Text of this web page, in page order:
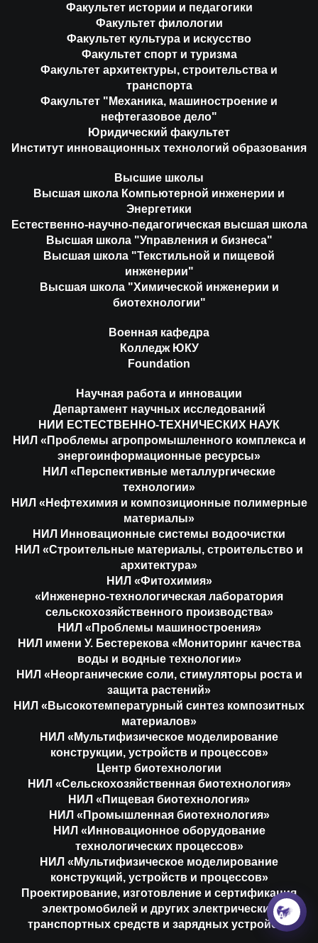
Факультет истории и педагогики
Факультет филологии
Факультет культура и искусство
Факультет спорт и туризма
Факультет архитектуры, строительства и
транспорта
Факультет "Механика, машиностроение и
нефтегазовое дело"
Юридический факультет
Институт инновационных технологий образования
Высшие школы
Высшая школа Компьютерной инженерии и
Энергетики
Естественно-научно-педагогическая высшая школа
Высшая школа "Управления и бизнеса"
Высшая школа "Текстильной и пищевой
инженерии"
Высшая школа "Химической инженерии и
биотехнологии"
Военная кафедра
Колледж ЮКУ
Foundation
Научная работа и инновации
Департамент научных исследований
НИИ ЕСТЕСТВЕННО-ТЕХНИЧЕСКИХ НАУК
НИЛ «Проблемы агропромышленного комплекса и
энергоинформационные ресурсы»
НИЛ «Перспективные металлургические
технологии»
НИЛ «Нефтехимия и композиционные полимерные
материалы»
НИЛ Инновационные системы водоочистки
НИЛ «Строительные материалы, строительство и
архитектура»
НИЛ «Фитохимия»
«Инженерно-технологическая лаборатория
сельскохозяйственного производства»
НИЛ «Проблемы машиностроения»
НИЛ имени У. Бестерекова «Мониторинг качества
воды и водные технологии»
НИЛ «Неорганические соли, стимуляторы роста и
защита растений»
НИЛ «Высокотемпературный синтез композитных
материалов»
НИЛ «Мультифизическое моделирование
конструкции, устройств и процессов»
Центр биотехнологии
НИЛ «Сельскохозяйственная биотехнология»
НИЛ «Пищевая биотехнология»
НИЛ «Промышленная биотехнология»
НИЛ «Инновационное оборудование
технологических процессов»
НИЛ «Мультифизическое моделирование
конструкций, устройств и процессов»
Проектирование, изготовление и сертификация
электромобилей и других электрических
транспортных средств и зарядных устройств